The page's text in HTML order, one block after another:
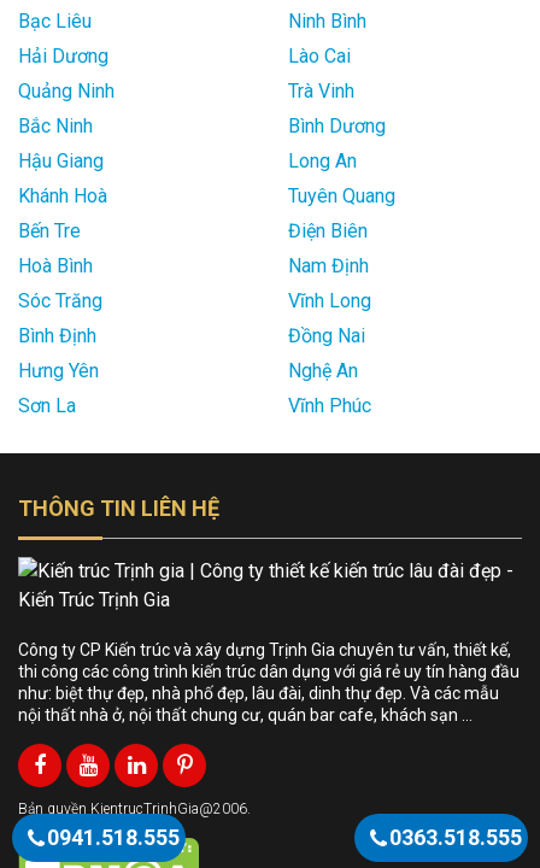
Bạc Liêu
Ninh Bình
Hải Dương
Lào Cai
Quảng Ninh
Trà Vinh
Bắc Ninh
Bình Dương
Hậu Giang
Long An
Khánh Hoà
Tuyên Quang
Bến Tre
Điện Biên
Hoà Bình
Nam Định
Sóc Trăng
Vĩnh Long
Bình Định
Đồng Nai
Hưng Yên
Nghệ An
Sơn La
Vĩnh Phúc
THÔNG TIN LIÊN HỆ
Công ty CP Kiến trúc và xây dựng Trịnh Gia chuyên tư vấn, thiết kế,
thi công các công trình kiến trúc dân dụng với giá rẻ uy tín hàng đầu
như: biệt thự đẹp, nhà phố đẹp, lâu đài, dinh thự đẹp. Và các mẫu
nội thất nhà ở, nội thất chung cư, quán bar cafe, khách sạn …
Bản quyền KientrucTrinhGia@2006.
0941.518.555 0363.518.555